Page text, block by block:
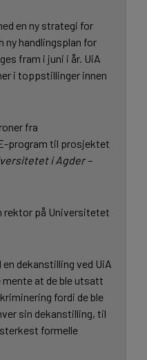
en ny strategi for
ny handlingsplan for
fram i juni i år. UiA
i toppstillinger innen
fra
program til prosjektet
i Agder –
rektor på Universitetet
dekanstilling ved UiA
at de ble utsatt
fordi de ble
sin dekanstilling, til
formelle